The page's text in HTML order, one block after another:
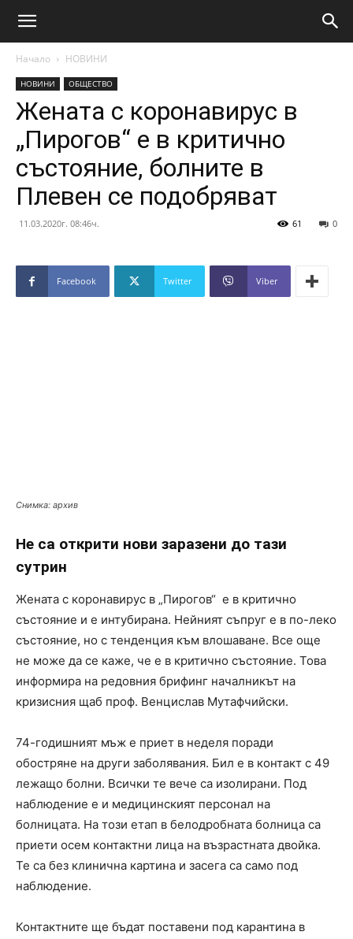
Начало НОВИНИ
НОВИНИ ОБЩЕСТВО
Жената с коронавирус в
„Пирогов“ е в критично
състояние, болните в
Плевен се подобряват
11.03.2020г. 08:46ч. 0
61
Facebook Twitter Viber
Снимка: архив
Не са открити нови заразени до тази
сутрин
Жената с коронавирус в „Пирогов“ е в критично
състояние и е интубирана. Нейният съпруг е в по-леко
състояние, но с тенденция към влошаване. Все още
не може да се каже, че е в критично състояние. Това
информира на редовния брифинг началникът на
кризисния щаб проф. Венцислав Мутафчийски.
74-годишният мъж е приет в неделя поради
обостряне на други заболявания. Бил е в контакт с 49
лежащо болни. Всички те вече са изолирани. Под
наблюдение е и медицинският персонал на
болницата. На този етап в белодробната болница са
приети осем контактни лица на възрастната двойка.
Те са без клинична картина и засега са само под
наблюдение.
Контактните ще бъдат поставени под карантина в